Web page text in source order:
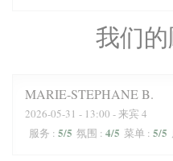
我们
MARIE-STEPHANEB
2026-05-31 - 13:00 - 来宾 4
服务 : 5/5 氛围 : 4/5 菜单 : 5/5